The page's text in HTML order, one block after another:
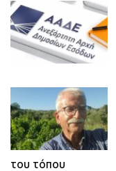
του τόπου